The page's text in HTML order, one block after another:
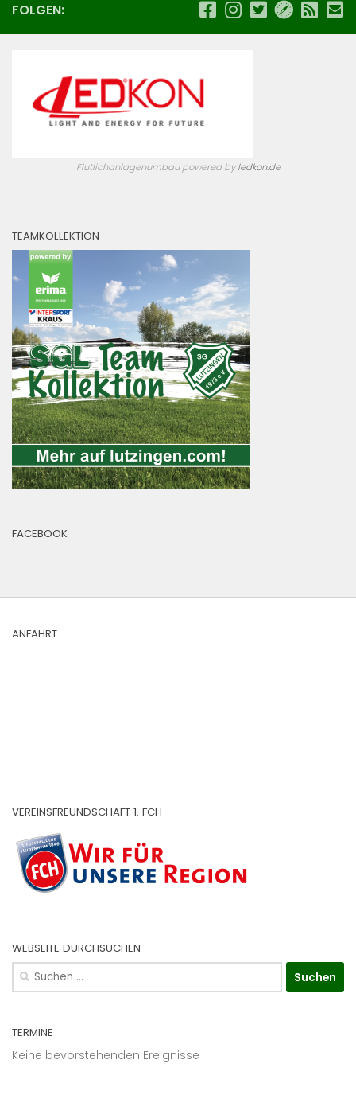
FOLGEN:
Flutlichanlagenumbau powered byledkon.de
TEAMKOLLEKTION
FACEBOOK
ANFAHRT
VEREINSFREUNDSCHAFT 1. FCH
WEBSEITE DURCHSUCHEN
Suchen
nach:
TERMINE
Keine bevorstehenden Ereignisse